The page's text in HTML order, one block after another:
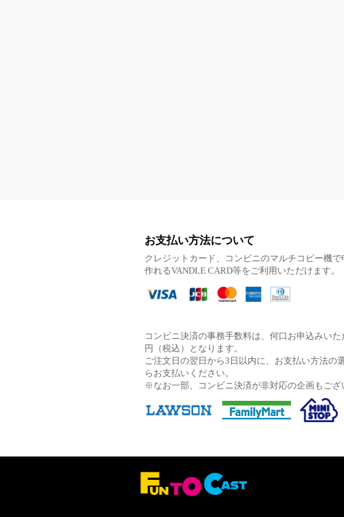
お支払い方法について
クレジットカード、コンビニのマルチコピー機
作れるVANDLE CARD等をご利用いただけます。
コンビニ決済の事務手数料は、何口お申込みい
円（税込）となります。
ご注文日の翌日から3日以内に、お支払い方法の
らお支払いください。
※なお一部、コンビニ決済が非対応の企画もござ